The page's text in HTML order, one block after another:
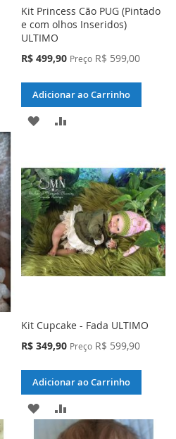
Kit Princess Cão PUG (Pintado
e com olhos Inseridos)
ULTIMO
Preço
R$ 499,90 Preço R$ 599,00
Adicionar ao Carrinho
ADICIONAR
LISTA
DE
DESEJOS
COMPARAR
Kit Cupcake - Fada ULTIMO
Preço
R$ 349,90 Preço R$ 599,90
Adicionar ao Carrinho
ADICIONAR
PARA